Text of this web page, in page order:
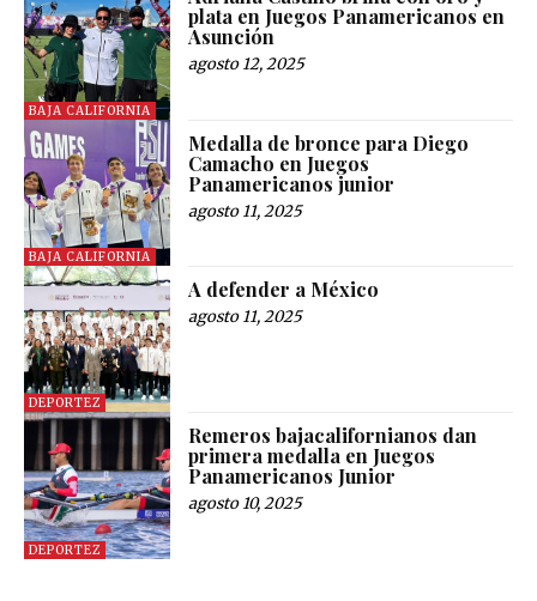
BAJA CALIFORNIA
plata en Juegos Panamericanos en
Asunción
agosto 12, 2025
BAJA CALIFORNIA
Medalla de bronce para Diego
Camacho en Juegos
Panamericanos junior
agosto 11, 2025
DEPORTEZ
A defender a México
agosto 11, 2025
DEPORTEZ
Remeros bajacalifornianos dan
primera medalla en Juegos
Panamericanos Junior
agosto 10, 2025